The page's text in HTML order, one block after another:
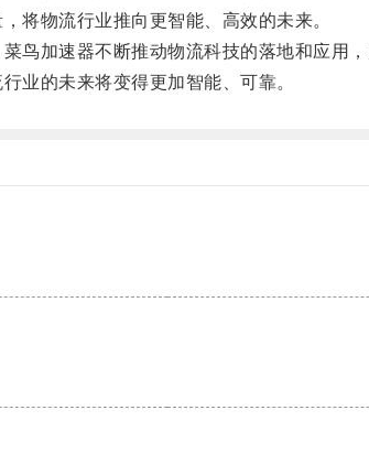
物流行业推向更智能、高效的未来。
加速器不断推动物流科技的落地和应用，
的未来将变得更加智能、可靠。